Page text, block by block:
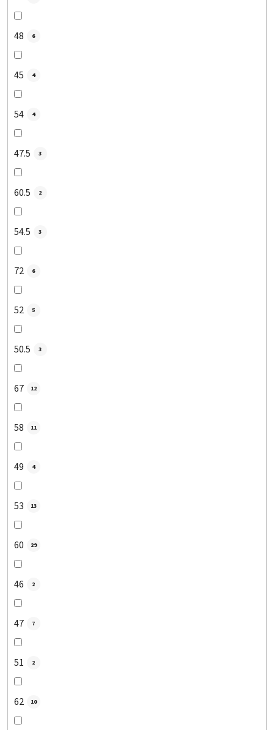
48 6
45 4
54 4
47.5 3
60.5 2
54.5 3
72 6
52 5
50.5 3
67 12
58 11
49 4
53 13
60 29
46 2
47 7
51 2
62 10